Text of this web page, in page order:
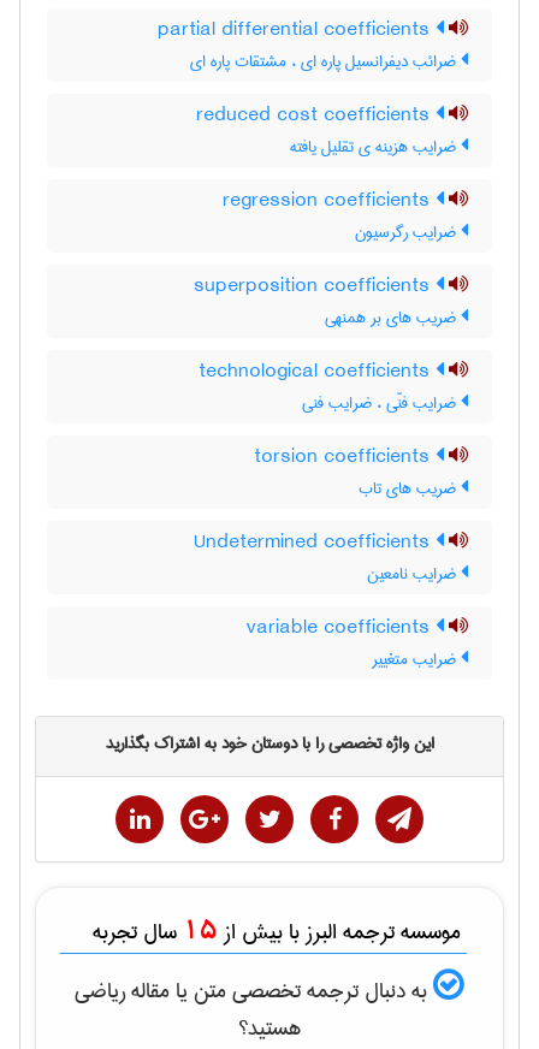
ضرائب دیفرانسیل پاره ای ، مشتقات پاره ای
ضرایب هزینه ی تقلیل یافته
ضرایب رگرسیون
ضریب های بر همنهی
ضرایب فنّی ، ضرایب فنی
ضریب های تاب
ضرایب نامعین
ضرایب متغییر
این واژه تخصصی را با دوستان خود به اشتراک بگذارید
موسسه ترجمه البرز با بیش از 15 سال تجربه
به دنبال ترجمه تخصصی متن یا مقالهرياضی
هستید؟